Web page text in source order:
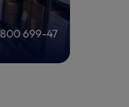
699-47